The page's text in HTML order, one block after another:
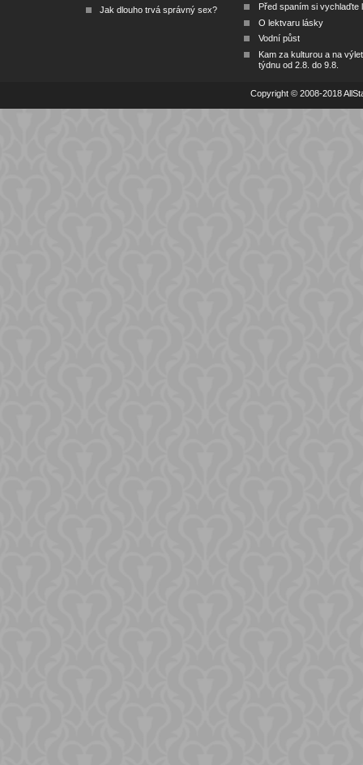
Jak dlouho trvá správný sex?
Před spaním si vychlaďte
O lektvaru lásky
Vodní půst
Kam za kulturou a na
týdnu od 2.8. do 9.8.
Copyright © 2008-2018